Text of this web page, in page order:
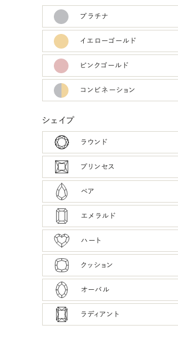
プラチナ
イエローゴールド
ピンクゴールド
コンビネーション
シェイプ
ラウンド
プリンセス
ペア
エメラルド
ハート
クッション
オーバル
ラディアント